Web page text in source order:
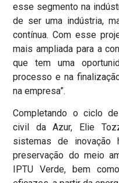
esse segmento na
de ser uma indústria,
contínua. Com esse
mais ampliada para a
que tem uma
processo e na
na empresa”.
Completando o ciclo
civil da Azur, Elie
sistemas de inovação
preservação do meio
IPTU Verde, bem